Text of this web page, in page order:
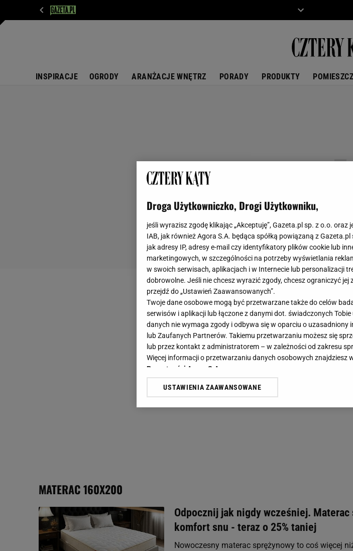
INSPIRACJE OGRODY ARANŻACJE WNĘTRZ PORADY PRODUKTY
MATERAC 160X200
Odpocznij jak nigdy wcześniej.
komfort snu - teraz o 25% taniej
Nowoczesny materac sprężynowy to coś więcej
Droga Użytkowniczko, Drogi Użytkowniku,
jeśli wyrazisz zgodę klikając „Akceptuję”, Gazeta.pl sp. z o.o. oraz
IAB, jak również Agora S.A. będąca spółką powiązaną z
jak adresy IP, adresy e-mail czy identyfikatory plików cookie lub
marketingowych, w szczególności na potrzeby wyświetlania
w swoich serwisach, aplikacjach i w Internecie lub personalizacji
dobrowolne. Jeśli nie chcesz wyrazić zgody, chcesz ograniczyć
przejdź do „Ustawień Zaawansowanych”.
Twoje dane osobowe mogą być przetwarzane także do celów
serwisów i aplikacji lub łączone z danymi dot. świadczonych
danych nie wymaga zgody i odbywa się w oparciu o uzasadniony
lub Zaufanych Partnerów. Takiemu przetwarzaniu możesz się
lub przez kontakt z administratorem – w zależności od zakresu
Więcej informacji o przetwarzaniu danych osobowych znajdziesz
Prywatności Agora S.A.
Klikając „Akceptuję” wyrażasz też zgodę na zainstalowanie i
USTAWIENIA ZAAWANSOWANE